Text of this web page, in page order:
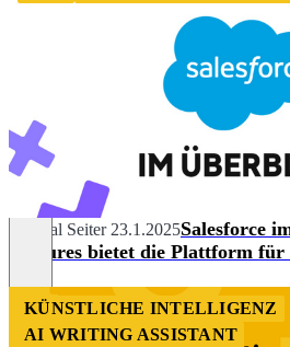
Chantal Seiter 23.1.2025Salesforce
Features bietet die Plattform
KÜNSTLICHE INTELLIGENZ
AI WRITING ASSISTANT